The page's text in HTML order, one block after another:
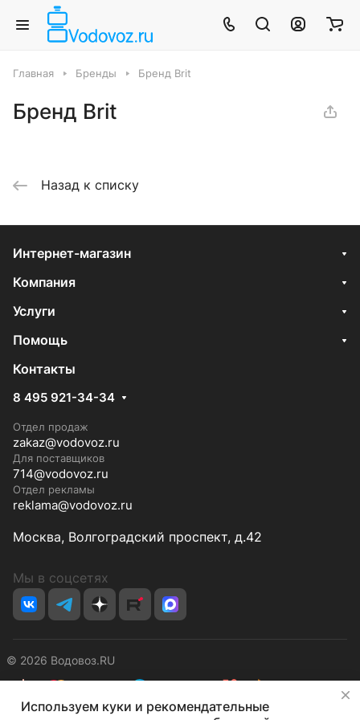
Главная Бренды Бренд Brit
Бренд Brit
Назад к списку
Интернет-магазин
Компания
Услуги
Помощь
Контакты
8 495 921-34-34
Отдел продаж
zakaz@vodovoz.ru
Для поставщиков
714@vodovoz.ru
Отдел рекламы
reklama@vodovoz.ru
Москва, Волгоградский проспект, д.42
Мы в соцсетях
© 2026 Водовоз.RU
КонфиденциальностьОферта
Используем куки и рекомендательные